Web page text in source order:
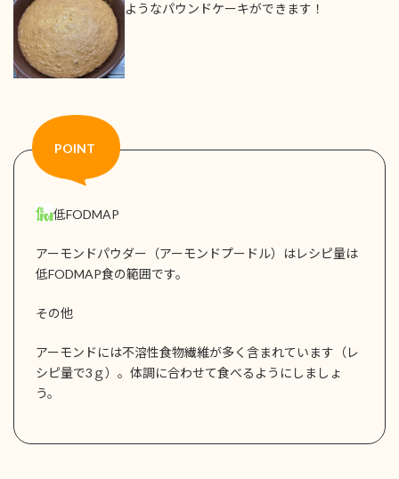
ようなパウンドケーキができます！
低FODMAP
アーモンドパウダー（アーモンドプードル）はレシピ量は
低FODMAP食の範囲です。
その他
アーモンドには不溶性食物繊維が多く含まれています（レ
シピ量で3ｇ）。体調に合わせて食べるようにしましょ
う。